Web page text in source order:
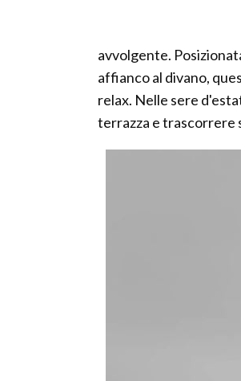
avvolgente.
affianco al divano,
relax. Nelle sere
terrazza e trascorrere